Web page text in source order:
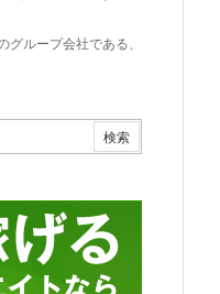
ループ会社である、